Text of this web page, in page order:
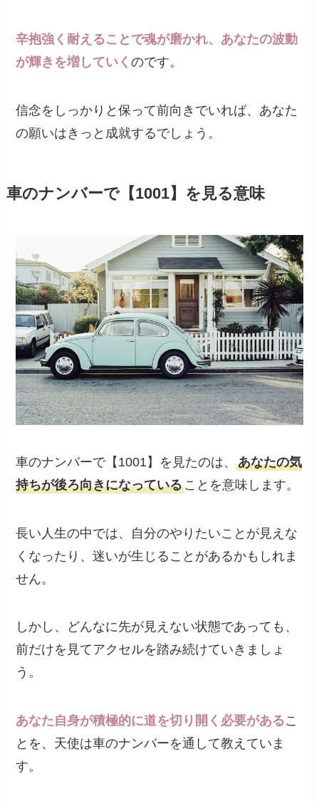
辛抱強く耐えることで魂が磨かれ、あなたの波動
が輝きを増していくのです。
信念をしっかりと保って前向きでいれば、あなた
の願いはきっと成就するでしょう。
車のナンバーで【1001】を見る意味
車のナンバーで【1001】を見たのは、あなたの気
持ちが後ろ向きになっていることを意味します。
長い人生の中では、自分のやりたいことが見えな
くなったり、迷いが生じることがあるかもしれま
せん。
しかし、どんなに先が見えない状態であっても、
前だけを見てアクセルを踏み続けていきましょ
う。
あなた自身が積極的に道を切り開く必要があるこ
とを、天使は車のナンバーを通して教えていま
す。